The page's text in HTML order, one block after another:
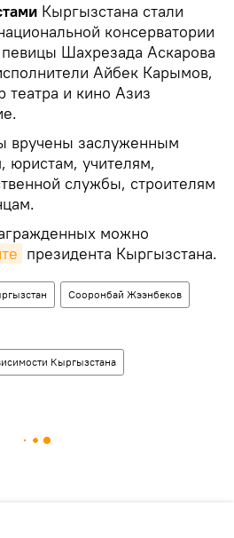
Кыргызстана стали
консерватории
Шахрезада Аскарова
Айбек Карымов,
театра и кино Азиз
вручены заслуженным
юристам, учителям,
службы, строителям
можно
президента Кыргызстана.
Сооронбай Жээнбеков
Кыргызстана